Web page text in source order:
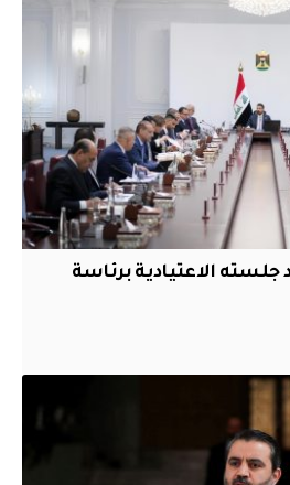
الاعتيادية برئاسة